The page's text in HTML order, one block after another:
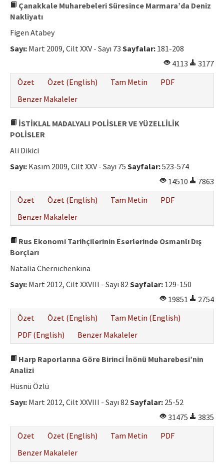
Çanakkale Muharebeleri Süresince Marmara’da Deniz
Nakliyatı
Figen Atabey
Sayı: Mart 2009, Cilt XXV - Sayı 73 Sayfalar: 181-208
4113
3177
Özet
Özet (English) Tam Metin
PDF
Benzer Makaleler
İSTİKLAL MADALYALI POLİSLER VE YÜZELLİLİK
POLİSLER
Ali Dikici
Sayı: Kasım 2009, Cilt XXV - Sayı 75 Sayfalar:523-574
14510
7863
Özet
Özet (English) Tam Metin
PDF
Benzer Makaleler
Rus Ekonomi Tarihçilerinin Eserlerinde Osmanlı Dış
Borçları
Natalia Chernıchenkına
Sayı: Mart 2012, Cilt XXVIII - Sayı 82Sayfalar: 129-150
19851
2754
Özet
Özet (English)
Tam Metin (English)
PDF (English)
Benzer Makaleler
Harp Raporlarına Göre Birinci İnönü Muharebesi’nin
Analizi
Hüsnü Özlü
Sayı: Mart 2012, Cilt XXVIII - Sayı 82Sayfalar: 25-52
31475
3835
Özet
Özet (English) Tam Metin
PDF
Benzer Makaleler